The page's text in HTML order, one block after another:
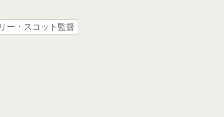
ー・スコット監督